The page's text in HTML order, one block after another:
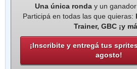
Una única ronday un ganador
Participá en todas las que quieras:
Trainer, GBC ¡y
¡Inscribite y entregá tus
agosto!